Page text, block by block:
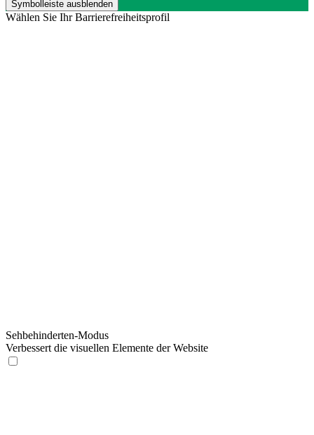
Symbolleiste ausblenden
Wählen Sie Ihr Barrierefreiheitsprofil
Sehbehinderten-Modus
Verbessert die visuellen Elemente der Website